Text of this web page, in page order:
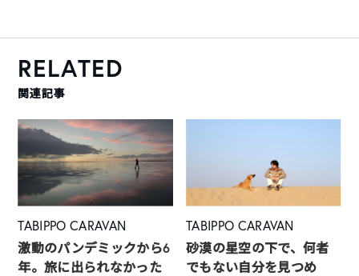
RELATED
関連記事
TABIPPO CARAVAN
激動のパンデミックから6
年。旅に出られなかった
TABIPPO CARAVAN
砂漠の星空の下で、何者
でもない自分を見つめ